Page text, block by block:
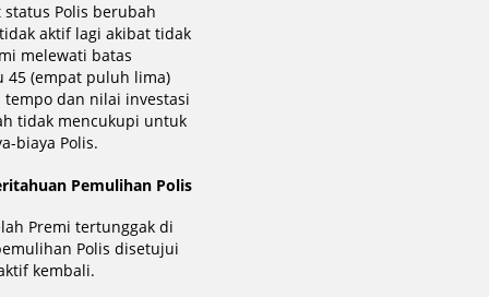
Polis berubah
aktif lagi akibat tidak
melewati batas
45 (empat puluh lima)
dan nilai investasi
tidak mencukupi untuk
biaya Polis.
Pemulihan Polis
Premi tertunggak di
Polis disetujui
kembali.